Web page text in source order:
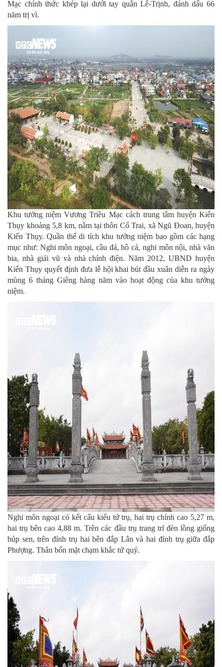
Mạc chính thức khép lại dưới tay quân Lê-Trịnh, đánh dấu 66
năm trị vì.
Khu tưởng niệm Vương Triều Mạc cách trung tâm huyện Kiến
Thụy khoảng 5,8 km, nằm tại thôn Cổ Trai, xã Ngũ Đoan, huyện
Kiến Thụy. Quần thể di tích khu tưởng niệm bao gồm các hạng
mục như: Nghi môn ngoại, cầu đá, hồ cá, nghi môn nội, nhà văn
bia, nhà giải vũ và nhà chính điện. Năm 2012, UBND huyện
Kiến Thụy quyết định đưa lễ hội khai bút đầu xuân diễn ra ngày
mùng 6 tháng Giêng hàng năm vào hoạt động của khu tưởng
niệm.
Nghi môn ngoại có kết cấu kiểu tứ trụ, hai trụ chính cao 5,27 m,
hai trụ bên cao 4,88 m. Trên các đầu trụ trang trí đèn lồng giống
búp sen, trên đỉnh trụ hai bên đắp Lân và hai đỉnh trụ giữa đắp
Phượng. Thân bốn mặt chạm khắc tứ quý.